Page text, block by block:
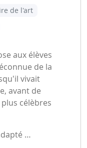
de l'art
aux élèves
de la
vivait
avant de
célèbres
…